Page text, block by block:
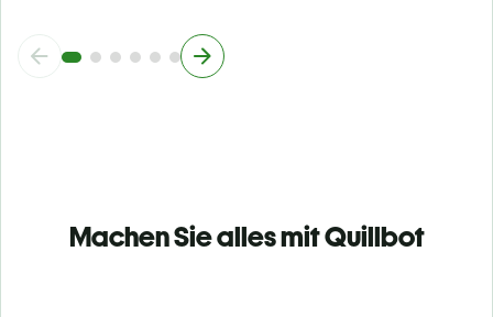
Machen Sie alles mit Quillbot